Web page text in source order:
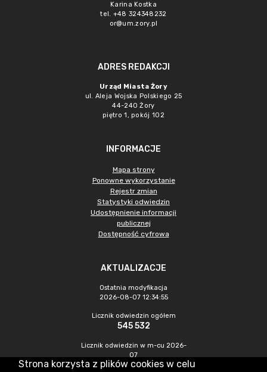
Karina Kostka
tel. +48 324348232
or@um.zory.pl
ADRES REDAKCJI
Urząd Miasta Żory
ul. Aleja Wojska Polskiego 25
44-240 Żory
piętro 1, pokój 102
INFORMACJE
Mapa strony
Ponowne wykorzystanie
Rejestr zmian
Statystyki odwiedzin
Udostępnienie informacji
publicznej
Dostępność cyfrowa
AKTUALIZACJE
Ostatnia modyfikacja
2026-08-07 12:34:55
Licznik odwiedzin ogółem
545 532
Licznik odwiedzin w m-cu 2026-
07
1 548
Strona korzysta z plików cookies w celu